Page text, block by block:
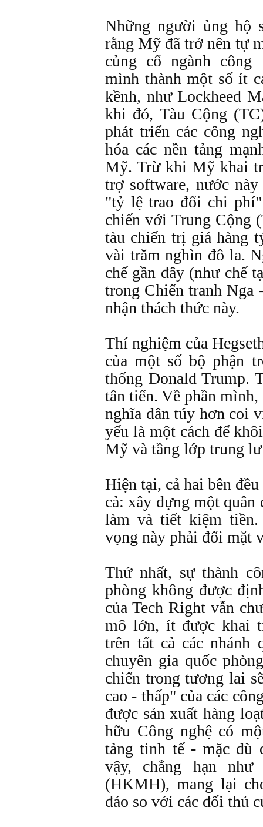
Những người ủng hộ
rằng Mỹ đã trở nên tự
củng cố ngành công
mình thành một số ít
kềnh, như Lockheed
khi đó, Tàu Cộng
phát triển các công
hóa các nền tảng
Mỹ. Trừ khi Mỹ khai
trợ software, nước
"tỷ lệ trao đổi chi
chiến với Trung Cộng
tàu chiến trị giá hàng
vài trăm nghìn đô la.
chế gần đây (như chế
trong Chiến tranh Nga
nhận thách thức này.
Thí nghiệm của
của một số bộ phận
thống Donald Trump.
tân tiến. Về phần
nghĩa dân túy hơn coi
yếu là một cách để
Mỹ và tầng lớp trung
Hiện tại, cả hai bên
cả: xây dựng một
làm và tiết kiệm
vọng này phải đối mặt
Thứ nhất, sự thành
phòng không được
của Tech Right vẫn
mô lớn, ít được khai
trên tất cả các nhánh
chuyên gia quốc
chiến trong tương lai
cao - thấp" của các
được sản xuất hàng
hữu Công nghệ có
tảng tinh tế - mặc dù
vậy, chẳng hạn
(HKMH), mang lại
đáo so với các đối thủ